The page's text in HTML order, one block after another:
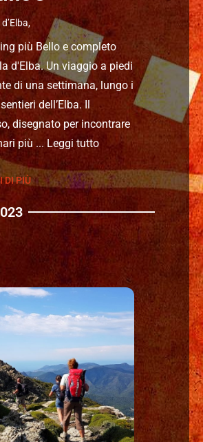
più Bello e completo
d'Elba. Un viaggio a piedi
di una settimana, lungo i
dell’Elba. Il
disegnato per incontrare
più ... Leggi tutto
DI PIÙ